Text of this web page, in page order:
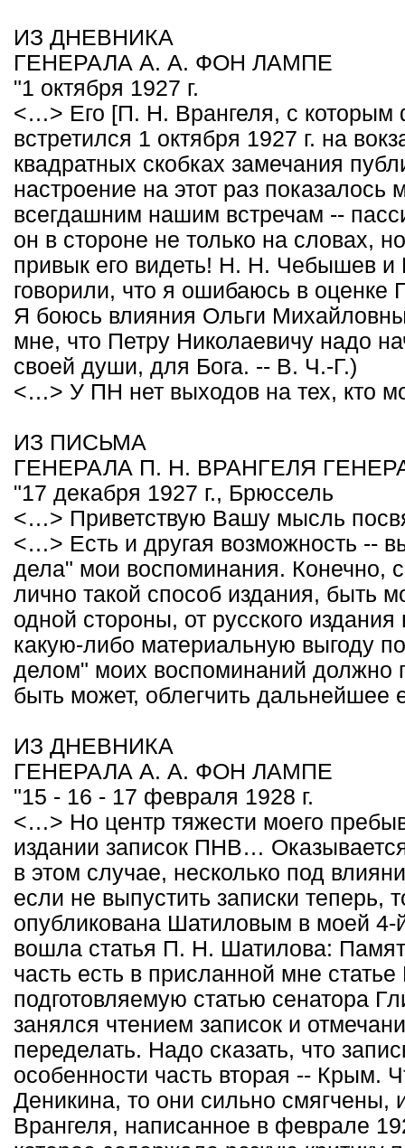
ИЗ ДНЕВНИКА
ГЕНЕРАЛА А. А. ФОН ЛАМПЕ
"1 октября 1927 г.
<…> Его [П. Н. Врангеля, с
встретился 1 октября 1927 г. на
квадратных скобках замечания
настроение на этот раз
всегдашним нашим встречам --
он в стороне не только на словах,
привык его видеть! Н. Н. Чебышев
говорили, что я ошибаюсь в
Я боюсь влияния Ольги
мне, что Петру Николаевичу надо
своей души, для Бога. -- В. Ч.-Г.)
<…> У ПН нет выходов на тех, кто
ИЗ ПИСЬМА
ГЕНЕРАЛА П. Н. ВРАНГЕЛЯ
"17 декабря 1927 г., Брюссель
<…> Приветствую Вашу мысль
<…> Есть и другая возможность --
дела" мои воспоминания. Конечно,
лично такой способ издания, быть
одной стороны, от русского
какую-либо материальную выгоду
делом" моих воспоминаний должно
быть может, облегчить дальнейшее
ИЗ ДНЕВНИКА
ГЕНЕРАЛА А. А. ФОН ЛАМПЕ
"15 - 16 - 17 февраля 1928 г.
<…> Но центр тяжести моего
издании записок ПНВ…
в этом случае, несколько под
если не выпустить записки теперь,
опубликована Шатиловым в моей 4-
вошла статья П. Н. Шатилова:
часть есть в присланной мне
подготовляемую статью сенатора
занялся чтением записок и
переделать. Надо сказать, что
особенности часть вторая -- Крым.
Деникина, то они сильно
Врангеля, написанное в феврале